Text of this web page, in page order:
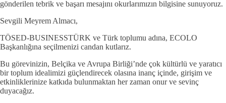
gönderilen tebrik ve başarı mesajını okurlarımızın bilgisine sunuyoruz.
Sevgili Meyrem Almacı,
TÖSED-BUSINESSTÜRK ve Türk toplumu adına, ECOLO
Başkanlığına seçilmenizi candan kutlarız.
Bu görevinizin, Belçika ve Avrupa Birliği’nde çok kültürlü ve yaratıcı
bir toplum‎ idealimizi güçlendirecek olasına inanç içinde, girişim ve
etkinliklerinize katkıda bulunmaktan her zaman onur ve sevinç
duyacağız.‎